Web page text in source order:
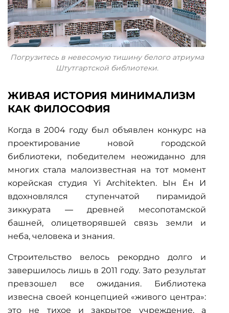
Погрузитесь в невесомую тишину белого атриума
Штутгартской библиотеки.
ЖИВАЯ ИСТОРИЯ МИНИМАЛИЗМ
КАК ФИЛОСОФИЯ
Когда в 2004 году был объявлен конкурс на
проектирование новой городской
библиотеки, победителем неожиданно для
многих стала малоизвестная на тот момент
корейская студия Yi Architekten. Ын Ён И
вдохновлялся ступенчатой пирамидой
зиккурата — древней месопотамской
башней, олицетворявшей связь земли и
неба, человека и знания.
Строительство велось рекордно долго и
завершилось лишь в 2011 году. Зато результат
превзошел все ожидания. Библиотека
извесна своей концепцией «живого центра»:
это не тихое и закрытое учреждение, а